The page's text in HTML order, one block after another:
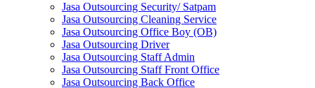
Jasa Outsourcing Security/ Satpam
Jasa Outsourcing Cleaning Service
Jasa Outsourcing Office Boy (OB)
Jasa Outsourcing Driver
Jasa Outsourcing Staff Admin
Jasa Outsourcing Staff Front Office
Jasa Outsourcing Back Office